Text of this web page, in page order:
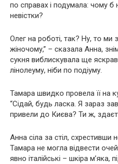
по справах і подумала: чому б
невістки?
Олег на роботі, так? Ну, то
жіночому,” – сказала Анна,
сукня виблискувала ще
лінолеуму, ніби по подіуму.
Тамара швидко провела її на
“Сідай, будь ласка. Я зараз
привели до Києва? Ти ж,
Анна сіла за стіл, схрестивши
Тамара не могла відвести
явно італійські – шкіра м’яка,